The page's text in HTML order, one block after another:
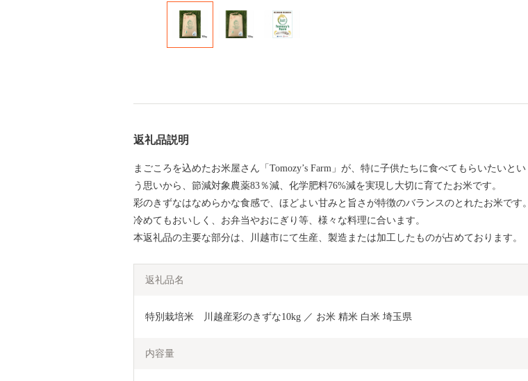
返礼品説明
まごころを込めたお米屋さん「Tomozy’s Farm」が、特に子供たちに食べてもらいたいとい
う思いから、節減対象農薬83％減、化学肥料76%減を実現し大切に育てたお米です。
彩のきずなはなめらかな食感で、ほどよい甘みと旨さが特徴のバランスのとれたお米です。
冷めてもおいしく、お弁当やおにぎり等、様々な料理に合います。
本返礼品の主要な部分は、川越市にて生産、製造または加工したものが占めております。
返礼品名
特別栽培米　川越産彩のきずな10kg ／ お米 精米 白米 埼玉県
内容量